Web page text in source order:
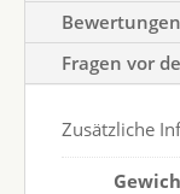
Fragen vor
Zusätzliche